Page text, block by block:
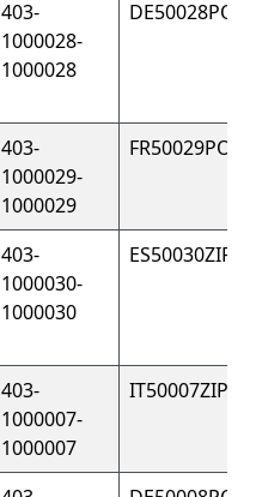
403-
1000028-
1000028
403-
1000029-
1000029
FR50029POLO
403-
1000030-
1000030
ES50030ZIP
403-
1000007-
1000007
IT50007ZIP